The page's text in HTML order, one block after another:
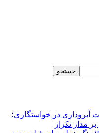
آبروداری در خواستگاری؛